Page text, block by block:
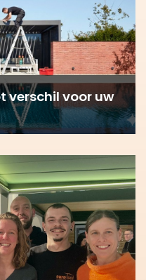
verschil voor uw